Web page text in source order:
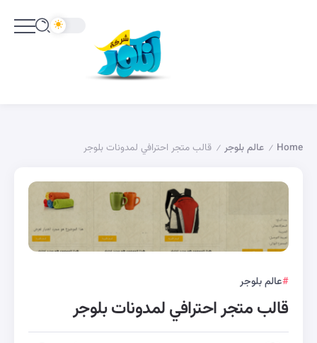
Home
/ عالم بلوجر / قالب متجر احترافي لمدونات بلوجر
عالم بلوجر
قالب متجر احترافي لمدونات بلوجر